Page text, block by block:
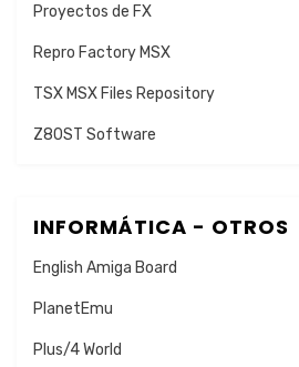
Proyectos de FX
Repro Factory MSX
TSX MSX Files Repository
Z80ST Software
INFORMÁTICA - OTROS
English Amiga Board
PlanetEmu
Plus/4 World